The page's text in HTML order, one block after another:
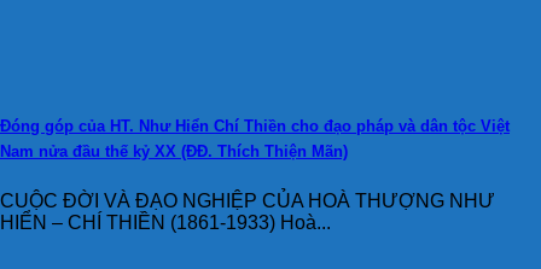
Đóng góp của HT. Như Hiển Chí Thiền cho đạo pháp và dân tộc Việt
Nam nửa đầu thế kỷ XX (ĐĐ. Thích Thiện Mãn)
CUỘC ĐỜI VÀ ĐẠO NGHIỆP CỦA HOÀ THƯỢNG NHƯ
HIỂN – CHÍ THIỀN (1861-1933) Hoà...